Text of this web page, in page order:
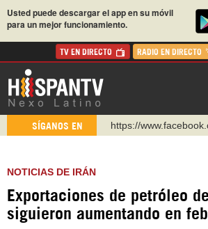
Usted puede descargar el app en su móvil
para un mejor funcionamiento.
TV EN DIRECTO RADIO EN DIRECTO
SÍGANOS EN
https://
https://
NOTICIAS DE IRÁN
Exportaciones de petróleo
siguieron aumentando en